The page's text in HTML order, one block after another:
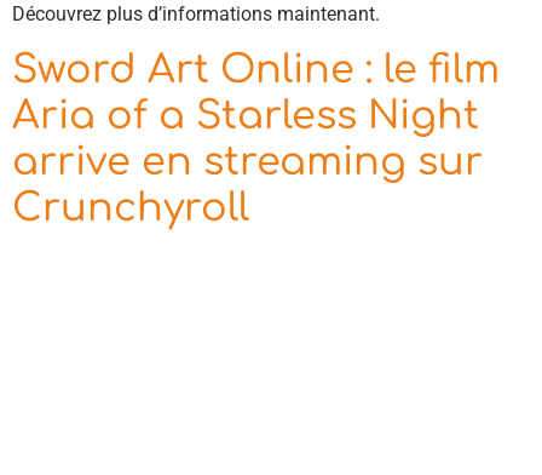
Découvrez plus d’informations maintenant.
Sword Art Online : le film
Aria of a Starless Night
arrive en streaming sur
Crunchyroll